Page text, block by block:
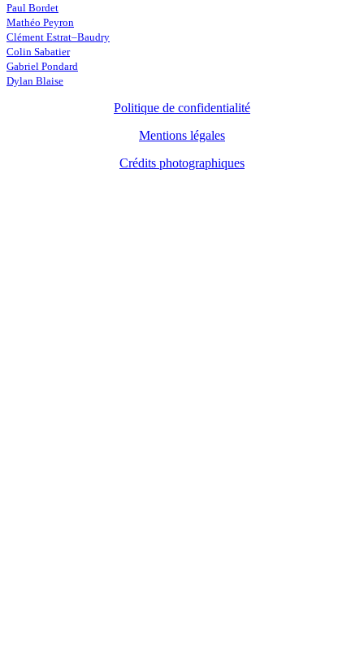
Paul Bordet
Mathéo Peyron
Clément Estrat–Baudry
Colin Sabatier
Gabriel Pondard
Dylan Blaise
Politique de confidentialité
Mentions légales
Crédits photographiques